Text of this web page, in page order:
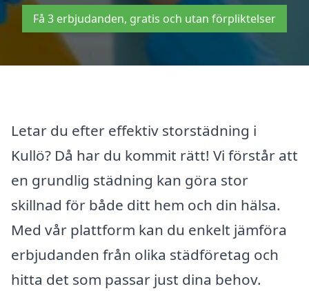
Få 3 erbjudanden, gratis och utan förpliktelser
Letar du efter effektiv storstädning i
Kullö? Då har du kommit rätt! Vi förstår att
en grundlig städning kan göra stor
skillnad för både ditt hem och din hälsa.
Med vår plattform kan du enkelt jämföra
erbjudanden från olika städföretag och
hitta det som passar just dina behov.